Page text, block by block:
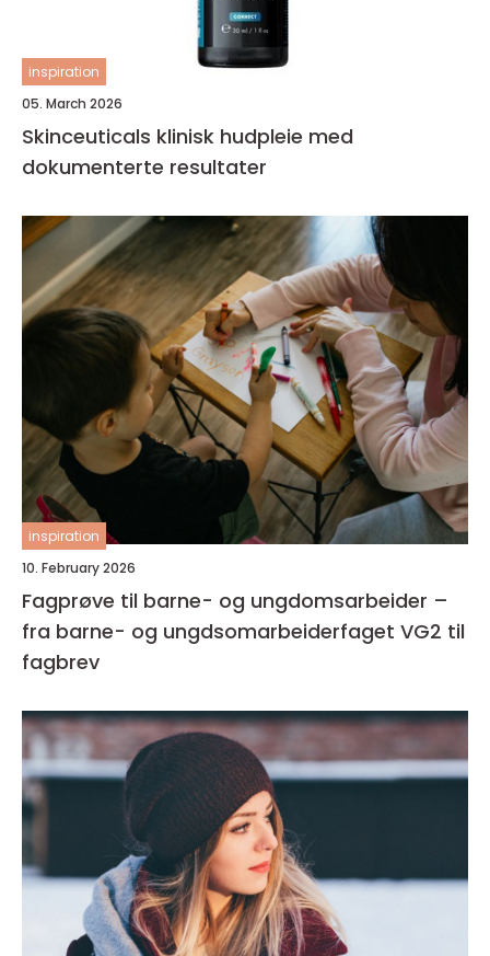
inspiration
05. March 2026
Skinceuticals klinisk hudpleie med
dokumenterte resultater
inspiration
10. February 2026
Fagprøve til barne- og ungdomsarbeider –
fra barne- og ungdsomarbeiderfaget VG2 til
fagbrev